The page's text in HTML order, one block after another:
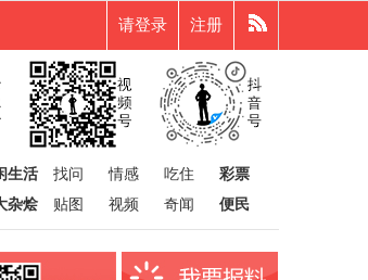
请登录 注册
生活 找问 情感 吃住
彩票
杂烩
贴图 视频 奇闻 便民